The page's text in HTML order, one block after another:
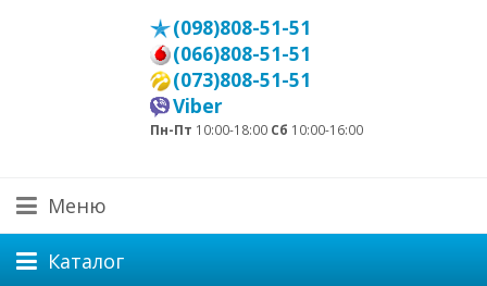
(098)808-51-51
(066)808-51-51
(073)808-51-51
Viber
Пн-Пт 10:00-18:00 Сб 10:00-16:00
Меню
Каталог